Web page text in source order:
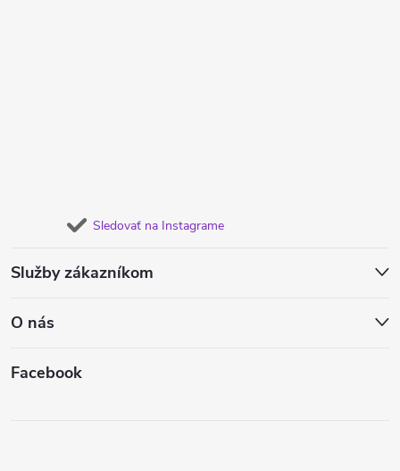
Sledovať na Instagrame
Služby zákazníkom
O nás
Facebook